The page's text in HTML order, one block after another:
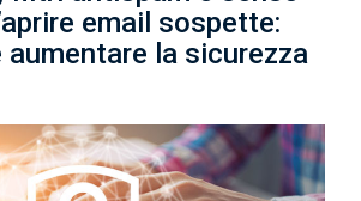
email sospette:
la sicurezza